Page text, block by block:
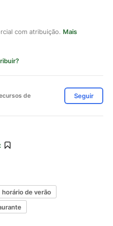
com atribuição. Mais
de
Seguir
horário de verão